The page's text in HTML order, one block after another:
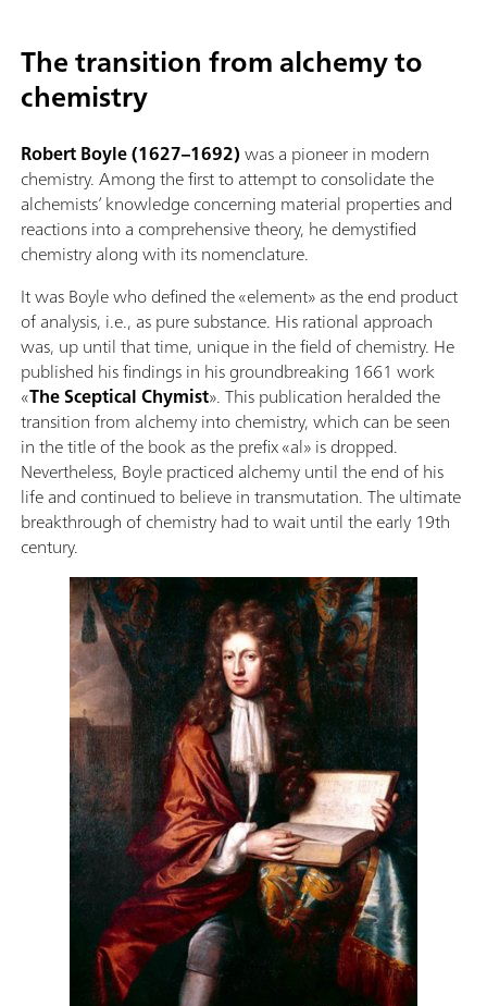
The transition from alchemy to
chemistry
Robert Boyle (1627–1692)was a pioneer in modern
chemistry. Among the first to attempt to consolidate the
alchemists’ knowledge concerning material properties and
reactions into a comprehensive theory, he demystified
chemistry along with its nomenclature.
It was Boyle who defined the «element» as the end product
of analysis, i.e., as pure substance. His rational approach
was, up until that time, unique in the field of chemistry. He
published his findings in his groundbreaking 1661 work
«The Sceptical Chymist». This publication heralded the
transition from alchemy into chemistry, which can be seen
in the title of the book as the prefix «al» is dropped.
Nevertheless, Boyle practiced alchemy until the end of his
life and continued to believe in transmutation. The ultimate
breakthrough of chemistry had to wait until the early 19th
century.